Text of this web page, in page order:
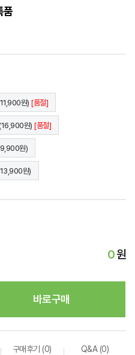
품
원) [품절]
원) [품절]
원)
원)
0원
바로구매
구매후기 (0) Q&A (0)